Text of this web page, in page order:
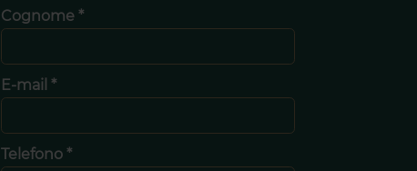
Cognome *
E-mail *
Telefono *